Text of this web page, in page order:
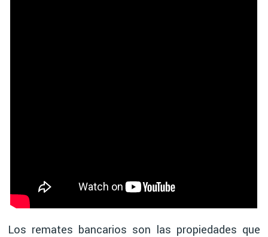
Los remates bancarios son las propiedades que